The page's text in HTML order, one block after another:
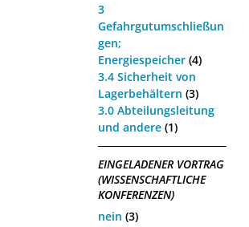
3
Gefahrgutumschließun
gen;
Energiespeicher (4)
3.4 Sicherheit von
Lagerbehältern (3)
3.0 Abteilungsleitung
und andere (1)
EINGELADENER VORTRAG
(WISSENSCHAFTLICHE
KONFERENZEN)
nein (3)